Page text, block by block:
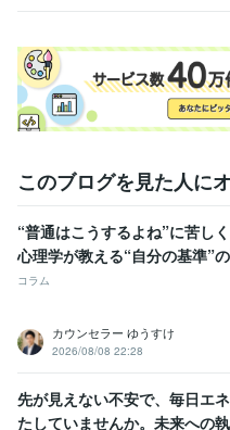
このブログを見た人に
“普通はこうするよね”に苦し
心理学が教える“自分の基準”
コラム
カウンセラー ゆうすけ
2026/08/08 22:28
先が見えない不安で、毎日エ
たしていませんか。未来への